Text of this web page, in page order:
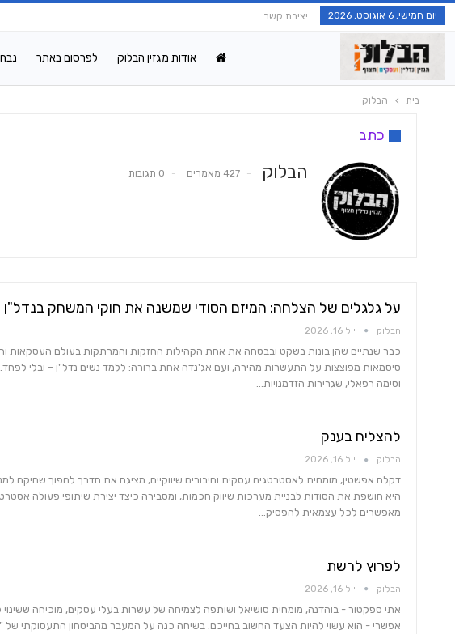
יום חמישי, 6 אוגוסט, 2026 יצירת קשר
אודות מגזין הבלוק לפרסום באתר
בית הבלוק
כתב
הבלוק 427 מאמרים 0 תגובות
על גלגלים של הצלחה: המיזם הסודי שמשנה את חוקי המשחק בנדל"ן
הבלוק יול 16, 2026
כבר שנתיים שהן בונות בשקט ובבטחה את אחת הקהילות החזקות והמרתקות בעולם העסקאות
סיסמאות מפוצצות על התעשרות מהירה, ועם אג'נדה אחת ברורה: ללמד נשים נדל"ן – ובלי
וסימה רפאלי, שגרירות הזדמנויות…
להצליח בענק
הבלוק יול 16, 2026
דקלה אפשטין, מומחית לאסטרטגיה עסקית וחיבורים שיווקיים, מציגה את הדרך להפוך שחיקה
היא חושפת את הסודות לבניית מערכות שיווק חכמות, ומסבירה כיצד יצירת שיתופי פעולה
מאפשרים לכל עצמאית להפסיק…
לפרוץ לרשת
הבלוק יול 16, 2026
אתי ספקטור - בוהדנה, מומחית סושיאל ושותפה לצמיחה של עשרות בעלי עסקים, מוכיחה ששינוי
אפשרי - הוא עשוי להיות הצעד החשוב בחייכם. בשיחה כנה על המעבר מהביטחון התעסוקתי של